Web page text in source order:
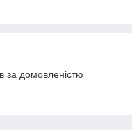
за домовленістю